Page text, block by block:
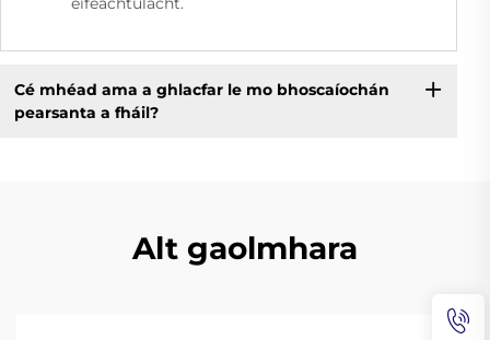
Cé mhéad ama a ghlacfar le mo bhoscaíochán
pearsanta a fháil?
Alt gaolmhara